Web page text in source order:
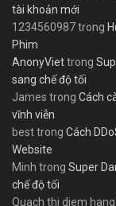
tài khoản mới
1234560987trong
Phim
AnonyViettrong
sang chế độ tối
James trong Cách
vĩnh viễn
besttrong Cách
Website
Minh trong Super
chế độ tối
Quach thi diem hang